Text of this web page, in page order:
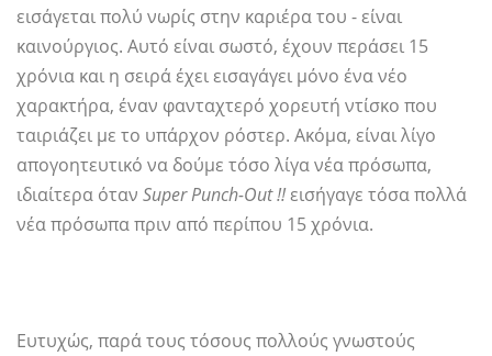
εισάγεται πολύ νωρίς στην καριέρα του - είναι
καινούργιος. Αυτό είναι σωστό, έχουν περάσει 15
χρόνια και η σειρά έχει εισαγάγει μόνο ένα νέο
χαρακτήρα, έναν φανταχτερό χορευτή ντίσκο που
ταιριάζει με το υπάρχον ρόστερ. Ακόμα, είναι λίγο
απογοητευτικό να δούμε τόσο λίγα νέα πρόσωπα,
ιδιαίτερα όταν Super Punch-Out !!εισήγαγε τόσα πολλά
νέα πρόσωπα πριν από περίπου 15 χρόνια.
Ευτυχώς, παρά τους τόσους πολλούς γνωστούς